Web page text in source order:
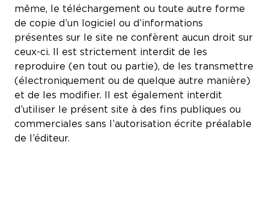
même, le téléchargement ou toute autre forme
de copie d’un logiciel ou d’informations
présentes sur le site ne confèrent aucun droit sur
ceux-ci. Il est strictement interdit de les
reproduire (en tout ou partie), de les transmettre
(électroniquement ou de quelque autre manière)
et de les modifier. Il est également interdit
d’utiliser le présent site à des fins publiques ou
commerciales sans l’autorisation écrite préalable
de l’éditeur.